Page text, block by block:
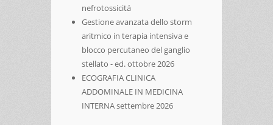
nefrotossicitá
Gestione avanzata dello storm
aritmico in terapia intensiva e
blocco percutaneo del ganglio
stellato - ed. ottobre 2026
ECOGRAFIA CLINICA
ADDOMINALE IN MEDICINA
INTERNA settembre 2026